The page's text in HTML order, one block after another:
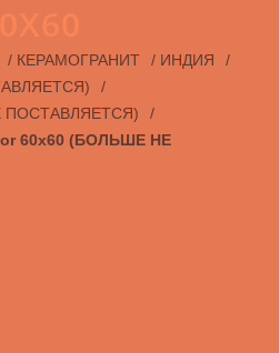
/ КЕРАМОГРАНИТ / ИНДИЯ
/
/
ПОСТАВЛЯЕТСЯ)
/
60x60 (БОЛЬШЕ НЕ